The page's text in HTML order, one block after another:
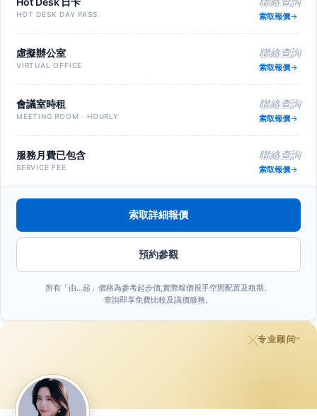
HOT DESK DAY PASS 索取報價
虛擬辦公室
VIRTUAL OFFICE
聯絡查詢
索取報價
會議室時租
MEETING ROOM · HOURLY
聯絡查詢
索取報價
服務月費已包含
SERVICE FEE
聯絡查詢
索取報價
索取詳細報價
預約參觀
所有「由…起」價格為參考起步價,實際報價視乎空間配置及租期。
查詢即享免費比較及議價服務。
专业顾问™